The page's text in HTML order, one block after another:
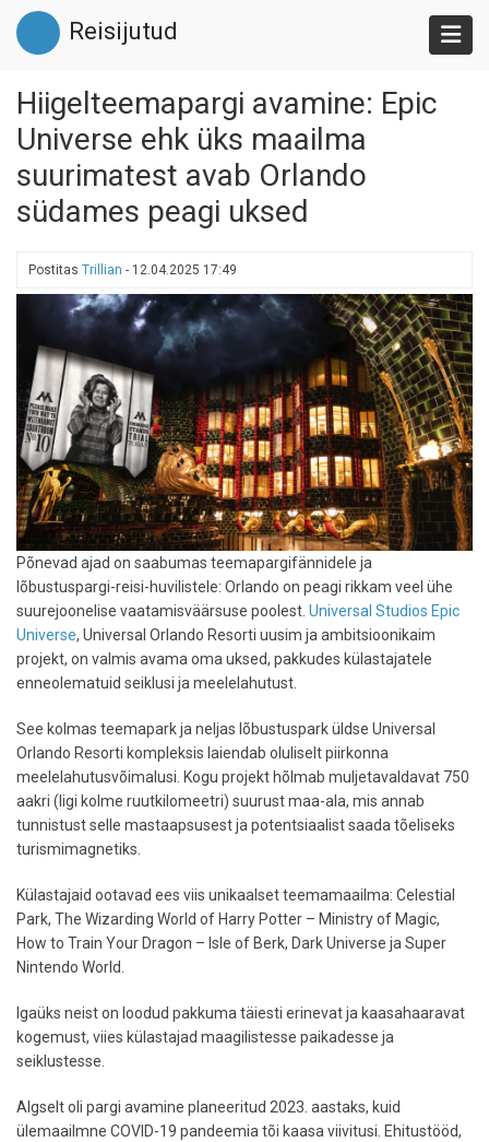
Liigu
edasi
põhisisu
Reisijutud
Hiigelteemapargi avamine: Epic
Universe ehk üks maailma
suurimatest avab Orlando
südames peagi uksed
Postitas Trillian - 12.04.2025 17:49
Põnevad ajad on saabumas teemapargifännidele ja
lõbustuspargi-reisi-huvilistele: Orlando on peagi rikkam veel ühe
suurejoonelise vaatamisväärsuse poolest. Universal Studios Epic
Universe, Universal Orlando Resorti uusim ja ambitsioonikaim
projekt, on valmis avama oma uksed, pakkudes külastajatele
enneolematuid seiklusi ja meelelahutust.
See kolmas teemapark ja neljas lõbustuspark üldse Universal
Orlando Resorti kompleksis laiendab oluliselt piirkonna
meelelahutusvõimalusi. Kogu projekt hõlmab muljetavaldavat 750
aakri (ligi kolme ruutkilomeetri) suurust maa-ala, mis annab
tunnistust selle mastaapsusest ja potentsiaalist saada tõeliseks
turismimagnetiks.
Külastajaid ootavad ees viis unikaalset teemamaailma: Celestial
Park, The Wizarding World of Harry Potter – Ministry of Magic,
How to Train Your Dragon – Isle of Berk, Dark Universe ja Super
Nintendo World.
Igaüks neist on loodud pakkuma täiesti erinevat ja kaasahaaravat
kogemust, viies külastajad maagilistesse paikadesse ja
seiklustesse.
Algselt oli pargi avamine planeeritud 2023. aastaks, kuid
ülemaailmne COVID-19 pandeemia tõi kaasa viivitusi. Ehitustööd,